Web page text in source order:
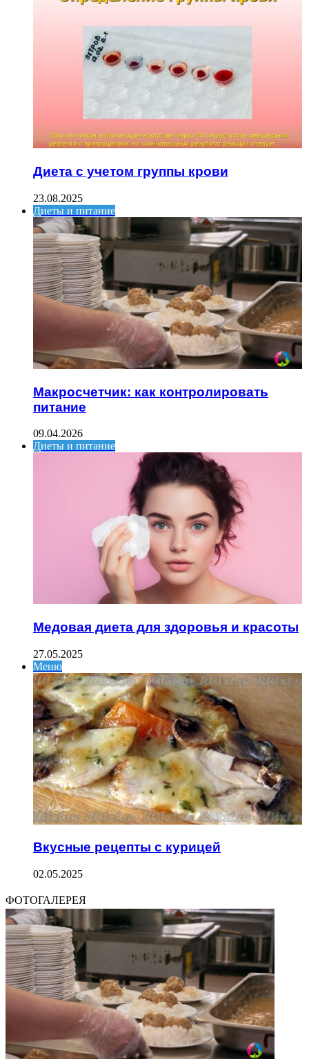
Диета с учетом группы крови
23.08.2025
Диеты и питание
Макросчетчик: как контролировать
питание
09.04.2026
Диеты и питание
Медовая диета для здоровья и красоты
27.05.2025
Меню
Вкусные рецепты с курицей
02.05.2025
ФОТОГАЛЕРЕЯ